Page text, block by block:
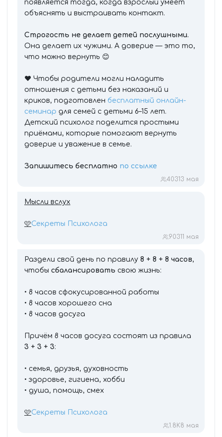
появляется тогда, когда взрослый умеет
объяснять и выстраивать контакт.
Строгость не делает детей послушными.
Она делает их чужими. А доверие — это то,
что можно вернуть 😊
❤️ Чтобы родители могли наладить
отношения с детьми без наказаний и
криков, подготовлен бесплатный онлайн-
семинар для семей с детьми 6–15 лет.
Детский психолог поделится простыми
приёмами, которые помогают вернуть
доверие и уважение в семье.
Запишитесь бесплатно по ссылке
40313 мая
Мысли вслух
🩷Секреты Психолога
90311 мая
Раздели свой день по правилу 8 + 8 + 8 часов,
чтобы сбалансировать свою жизнь:
• 8 часов сфокусированной работы
• 8 часов хорошего сна
• 8 часов досуга
Причём 8 часов досуга состоят из правила
3 + 3 + 3:
• семья, друзья, духовность
• здоровье, гигиена, хобби
• душа, помощь, смех
🩷Секреты Психолога
1.8K8 мая